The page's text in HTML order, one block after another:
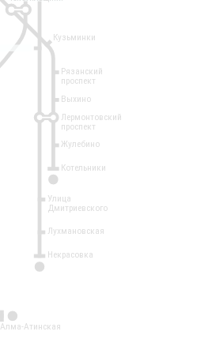
Кузьминки
Рязанский
проспект
Выхино
Лермонтовский
проспект
Жулебино
Котельники
Алма-Атинская
Улица
Дмитриевского
Лухмановская
Некрасовка